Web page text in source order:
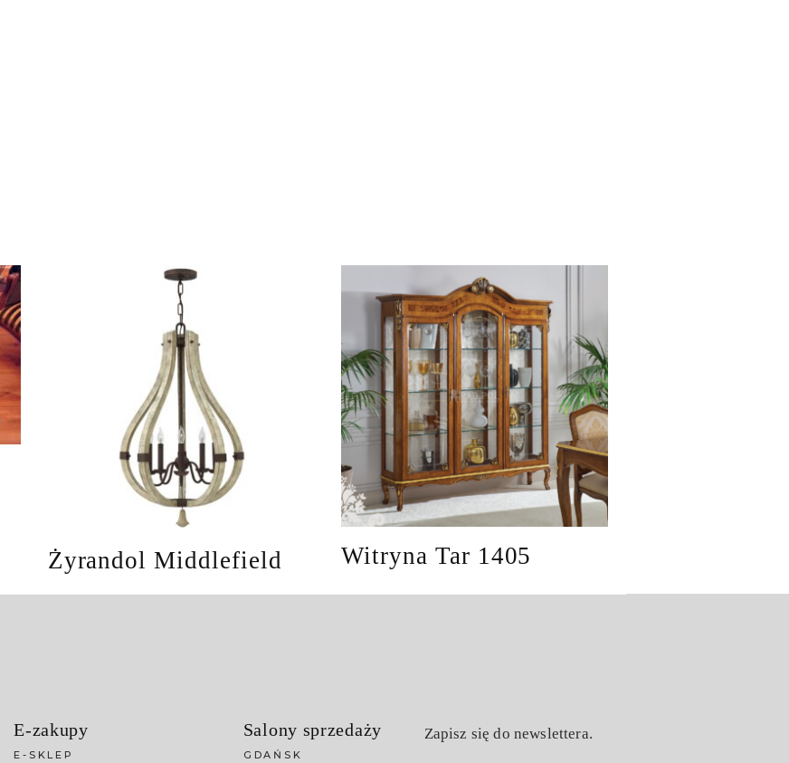
Żyrandol Middlefield Witryna Tar 1405
E-zakupy
E-SKLEP
Salony sprzedaży
GDAŃSK
Zapisz się do newslettera.